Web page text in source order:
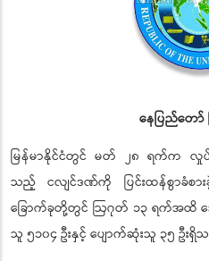
နေပြည်တေ
မြန်မာနိုင်ငံတွင် မတ် ၂၈ ရက်က လှု
သည့် ငလျင်ဒဏ်ကို ပြင်းထန်စွာခံစာ
ခြောက်ခုတို့တွင် ဩဂုတ် ၁၃ ရက်အထိ သ
သူ ၅၁၀၄ ဦးနှင့် ပျောက်ဆုံးသူ ၃၅ ဦးရှိ